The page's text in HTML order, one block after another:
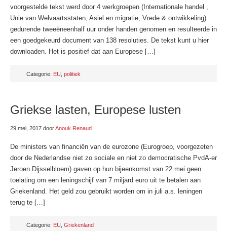
voorgestelde tekst werd door 4 werkgroepen (Internationale handel ,
Unie van Welvaartsstaten, Asiel en migratie, Vrede & ontwikkeling)
gedurende tweeëneenhalf uur onder handen genomen en resulteerde in
een goedgekeurd document van 138 resoluties. De tekst kunt u hier
downloaden. Het is positief dat aan Europese […]
Categorie: EU politiek
Griekse lasten, Europese lusten
29 mei, 2017 doorAnouk Renaud
De ministers van financiën van de eurozone (Eurogroep, voorgezeten
door de Nederlandse niet zo sociale en niet zo democratische PvdA-er
Jeroen Dijsselbloem) gaven op hun bijeenkomst van 22 mei geen
toelating om een leningschijf van 7 miljard euro uit te betalen aan
Griekenland. Het geld zou gebruikt worden om in juli a.s. leningen
terug te […]
Categorie: EU Griekenland